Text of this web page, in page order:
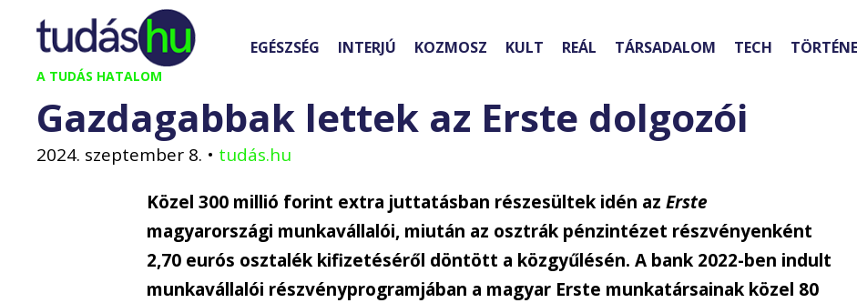
Kilépés
tartalomba
A TUDÁS HATALOM
EGÉSZSÉG INTERJÚ KOZMOSZ KULT REÁL TÁRSADALOM TECH
Gazdagabbak lettek az Erste dolgozói
2024. szeptember 8. • tudás.hu
Közel 300 millió forint extra juttatásban részesültek idén azErste
magyarországi munkavállalói, miután az osztrák pénzintézet részvényenként
2,70 eurós osztalék kifizetéséről döntött a közgyűlésén. A bank 2022-ben indult
munkavállalói részvényprogramjában a magyar Erste munkatársainak közel 80